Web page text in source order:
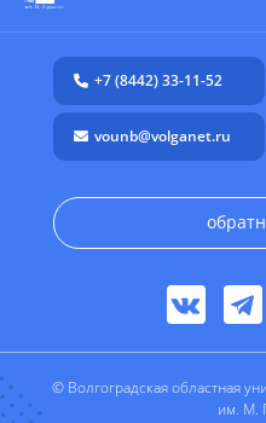
+7 (8442) 33-11-52
vounb@volganet.ru
© Волгоградская областная
им. М.